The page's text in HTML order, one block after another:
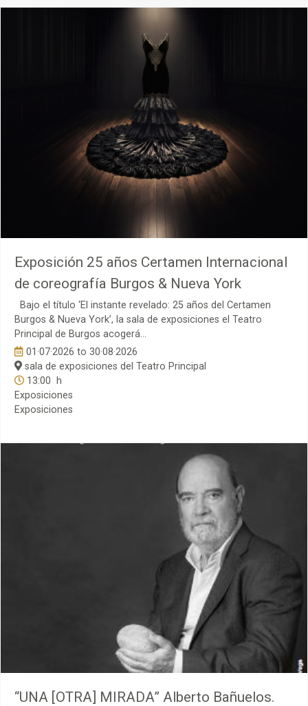
Exposición 25 años Certamen Internacional
de coreografía Burgos & Nueva York
Bajo el título ‘El instante revelado: 25 años del Certamen
Burgos & Nueva York’, la sala de exposiciones el Teatro
Principal de Burgos acogerá...
01·07·2026 to 30·08·2026
sala de exposiciones del Teatro Principal
13:00 h
Exposiciones
Exposiciones
“UNA [OTRA] MIRADA” Alberto Bañuelos.